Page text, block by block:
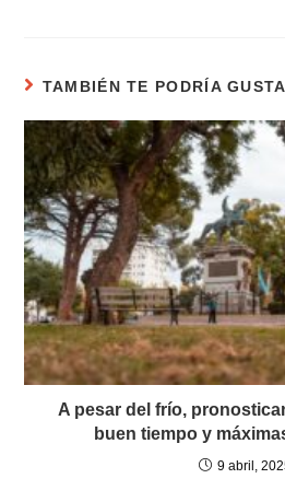
TAMBIÉN TE PODRÍA
A pesar del frío,
buen tiempo y
9 abril,